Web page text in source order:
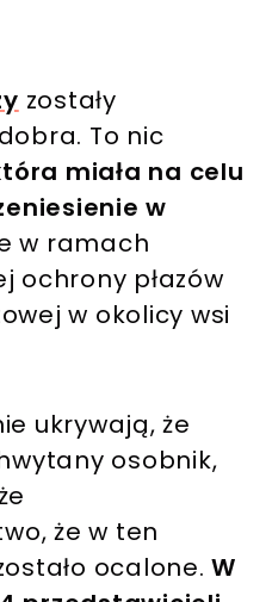
zostały
To nic
miała na celu
w
w ramach
ochrony płazów
w okolicy wsi
ukrywają, że
osobnik,
że w ten
ocalone.W